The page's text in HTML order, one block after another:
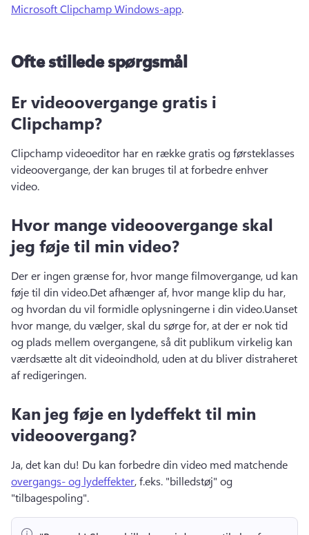
Microsoft Clipchamp Windows-app.
Ofte stillede spørgsmål
Er videoovergange gratis i
Clipchamp?
Clipchamp videoeditor har en række gratis og førsteklasses
videoovergange, der kan bruges til at forbedre enhver
video.
Hvor mange videoovergange skal
jeg føje til min video?
Der er ingen grænse for, hvor mange filmovergange, ud kan
føje til din video.Det afhænger af, hvor mange klip du har,
og hvordan du vil formidle oplysningerne i din video.Uanset
hvor mange, du vælger, skal du sørge for, at der er nok tid
og plads mellem overgangene, så dit publikum virkelig kan
værdsætte alt dit videoindhold, uden at du bliver distraheret
af redigeringen.
Kan jeg føje en lydeffekt til min
videoovergang?
Ja, det kan du! Du kan forbedre din video med matchende
overgangs- og lydeffekter, f.eks. "billedstøj" og
"tilbagespoling".